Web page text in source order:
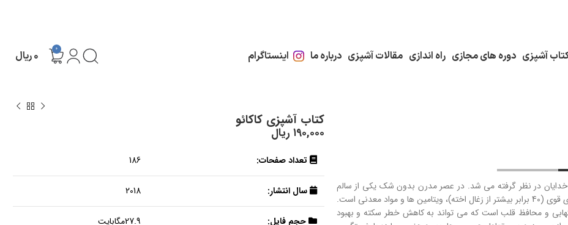
آشپزی دوره های مجازی راه اندازی مقالات آشپزی درباره ما اینستاگرام 0 ۰ریال
خدایان در نظر گرفته می شد. در عصر مدرن بدون شک یکی از سالم
ترین مواد طبیعی است. این ابر غذای آمازونی سرشار از آنتی اکسیدان های قوی (40 برابر بیشتر از زغال اخته)، ویتامین ها و مواد معدنی است.
و محافظ قلب است که می تواند به کاهش خطر سکته و بهبود
کتاب آشپزی کاکائو
۱۹۰,۰۰۰ ریال
تعداد صفحات: 186
سال انتشار: 2018
حجم فایل: 27.9مگابایت